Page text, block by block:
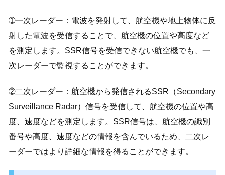
➀一次レーダー：電波を発射して、航空機や地上物体に反
射した電波を受信することで、航空機の位置や高度など
を測定します。SSR信号を受信できない航空機でも、一
次レーダーで監視することができます。
➁二次レーダー：航空機から発信されるSSR（Secondary
Surveillance Radar）信号を受信して、航空機の位置や高
度、速度などを測定します。SSR信号は、航空機の識別
番号や高度、速度などの情報を含んでいるため、二次レ
ーダーではより詳細な情報を得ることができます。